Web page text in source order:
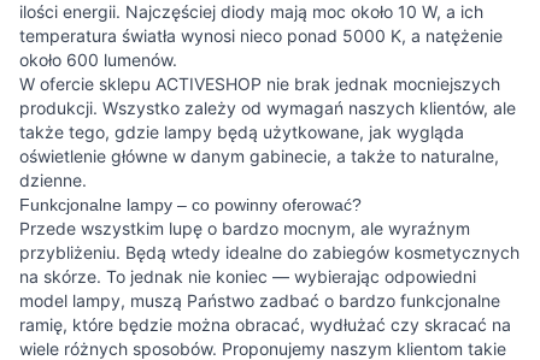
ilości energii. Najczęściej diody mają moc około 10 W, a ich
temperatura światła wynosi nieco ponad 5000 K, a natężenie
około 600 lumenów.
W ofercie sklepu ACTIVESHOP nie brak jednak mocniejszych
produkcji. Wszystko zależy od wymagań naszych klientów, ale
także tego, gdzie lampy będą użytkowane, jak wygląda
oświetlenie główne w danym gabinecie, a także to naturalne,
dzienne.
Funkcjonalne lampy – co powinny oferować?
Przede wszystkim lupę o bardzo mocnym, ale wyraźnym
przybliżeniu. Będą wtedy idealne do zabiegów kosmetycznych
na skórze. To jednak nie koniec — wybierając odpowiedni
model lampy, muszą Państwo zadbać o bardzo funkcjonalne
ramię, które będzie można obracać, wydłużać czy skracać na
wiele różnych sposobów. Proponujemy naszym klientom takie